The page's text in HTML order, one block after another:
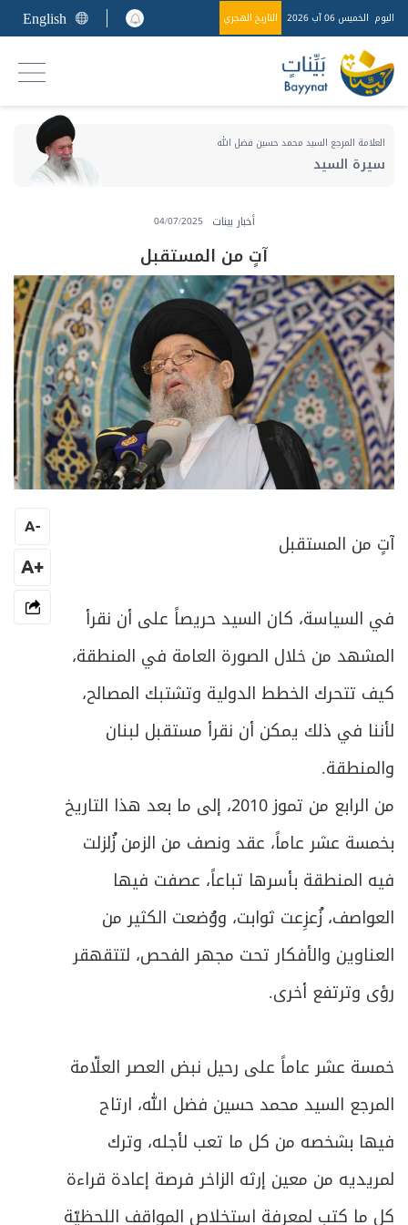
اليوم الخميس 06 آب 2026 التاريخ الهجري English
العلامة المرجع السيد محمد حسين فضل الله
سيرة السيد
أخبار بينات 04/07/2025
آتٍ من المستقبل
آتٍ من المستقبل
في السياسة، كان السيد حريصاً على أن نقرأ
المشهد من خلال الصورة العامة في المنطقة،
كيف تتحرك الخطط الدولية وتشتبك المصالح،
لأننا في ذلك يمكن أن نقرأ مستقبل لبنان
والمنطقة.
من الرابع من تموز 2010، إلى ما بعد هذا التاريخ
بخمسة عشر عاماً، عقد ونصف من الزمن زُلزلت
فيه المنطقة بأسرها تباعاً، عصفت فيها
العواصف، زُعزِعت ثوابت، ووُضعت الكثير من
العناوين والأفكار تحت مجهر الفحص، لتتقهقر
رؤى وترتفع أخرى.
خمسة عشر عاماً على رحيل نبض العصر العلّامة
المرجع السيد محمد حسين فضل الله، ارتاح
فيها بشخصه من كل ما تعب لأجله، وترك
لمريديه من معين إرثه الزاخر فرصة إعادة قراءة
كل ما كتب لمعرفة استخلاص المواقف اللحظيّة
-
A
+A